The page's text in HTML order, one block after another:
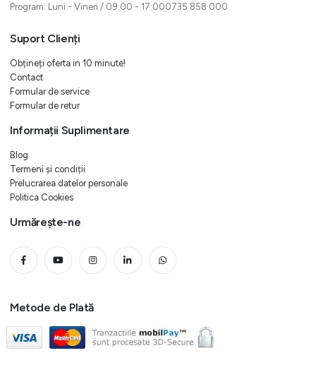
Program: Luni - Vineri / 09:00 - 17:000735 858 000
Suport Clienți
Obțineți oferta in 10 minute!
Contact
Formular de service
Formular de retur
Informații Suplimentare
Blog
Termeni și condiții
Prelucrarea datelor personale
Politica Cookies
Urmărește-ne
Metode de Plată